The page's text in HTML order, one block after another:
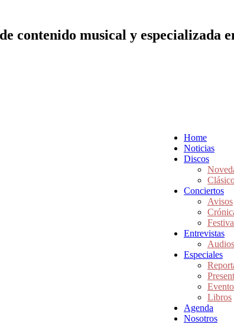
contenido musical y especializada
Home
Noticias
Discos
Conciertos
Avisos
Entrevistas
Audios
Especiales
Libros
Agenda
Nosotros